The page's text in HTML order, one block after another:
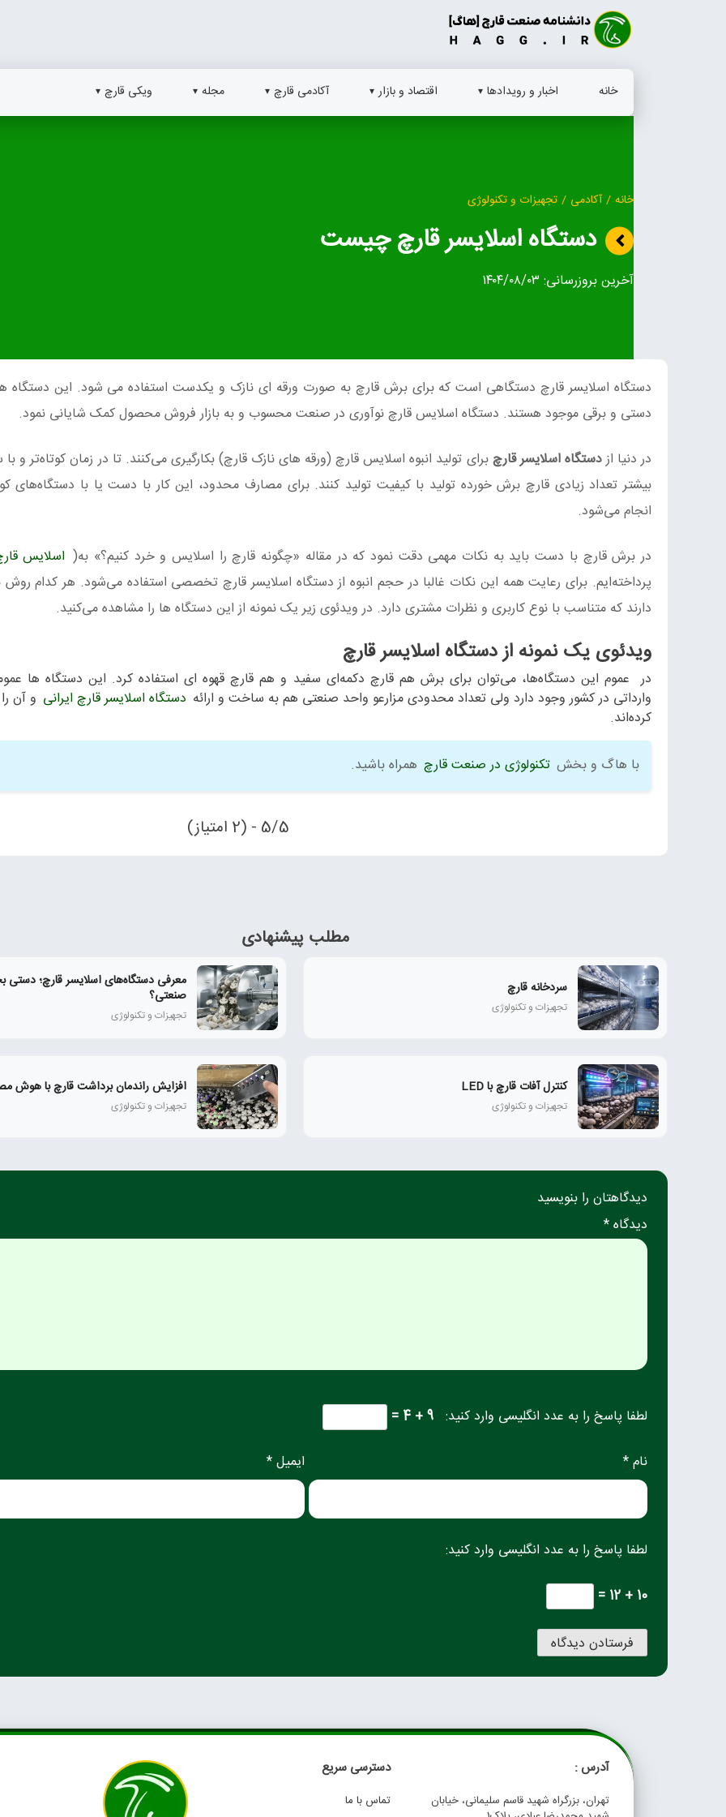
خانه اخبار و رویدادها اقتصاد و بازار آکادمی قارچ مجله ویکی قارچ
خانه / آکادمی / تجهیزات و تکنولوژی
دستگاه اسلايسر قارچ چیست
آخرین بروزرسانی: ۱۴۰۴/۰۸/۰۳
دستگاه اسلايسر قارچ دستگاهی است که برای برش قارچ به صورت ورقه ای نازک و یکدست استفاده می شود. این دستگاه
دستی و برقی موجود هستند. دستگاه اسلایس قارچ نوآوری در صنعت محسوب و به بازار فروش محصول کمک شایانی نمود.
در دنیا ازدستگاه اسلايسر قارچبرای تولید انبوه اسلایس قارچ (ورقه های نازک قارچ) بکارگیری می‌کنند. تا در زمان کوتاه‌تر و
بیشتر تعداد زیادی قارچ برش خورده تولید با کیفیت تولید کنند. برای مصارف محدود، این کار با دست یا با دستگاه‌های
انجام می‌شود.
در برش قارچ با دست باید به نکات مهمی دقت نمود که در مقاله «چگونه قارچ را اسلایس و خرد کنیم؟» به( اسلایس
پرداخته‌ایم. برای رعایت همه این نکات غالبا در حجم انبوه از دستگاه اسلايسر قارچ تخصصی استفاده می‌شود. هر کدام
دارند که متناسب با نوع کاربری و نظرات مشتری دارد. در ویدئوی زیر یک نمونه از این دستگاه ها را مشاهده می‌کنید.
ویدئوی یک نمونه از دستگاه اسلايسر قارچ
در عموم این دستگاه‌ها، می‌توان برای برش هم قارچ دکمه‌ای سفید و هم قارچ قهوه ای استفاده کرد. این دستگاه ها
وارداتی در کشور وجود دارد ولی تعداد محدودی مزارعو واحد صنعتی هم به ساخت و ارائه دستگاه‌ اسلایسر قارچ ایرانی و آن را
کرده‌اند.
با هاگ و بخش تکنولوژی در صنعت قارچ همراه باشید.
5/5 - (2 امتیاز)
مطلب پیشنهادی
سردخانه قارچ
تجهیزات و تکنولوژی
معرفی دستگاه‌های اسلایسر قارچ؛ دستی
صنعتی؟
تجهیزات و تکنولوژی
کنترل آفات قارچ با LED
تجهیزات و تکنولوژی
افزایش راندمان برداشت قارچ با هوش
تجهیزات و تکنولوژی
دیدگاهتان را بنویسید
دیدگاه *
لطفا پاسخ را به عدد انگلیسی وارد کنید: 9 + 4 =
نام * ایمیل *
لطفا پاسخ را به عدد انگلیسی وارد کنید:
10 + 12 =
آدرس :
تهران، بزرگراه شهید قاسم سلیمانی، خیابان
دسترسی سریع
تماس با ما